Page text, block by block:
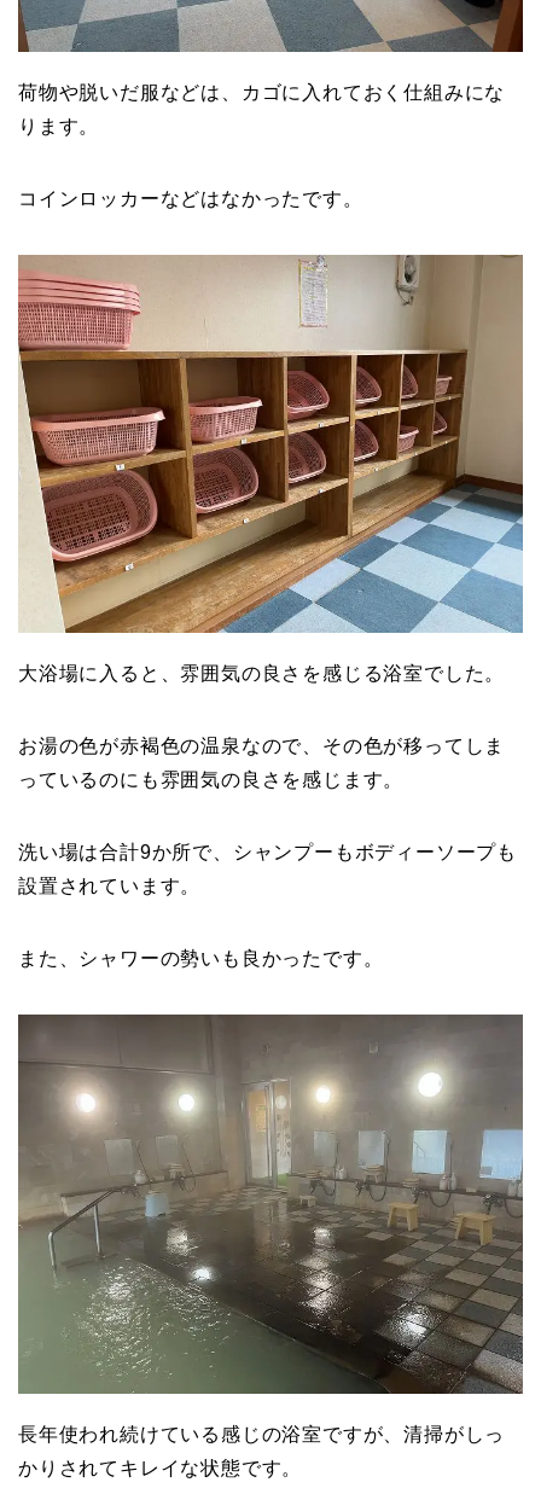
荷物や脱いだ服などは、カゴに入れておく仕組みにな
ります。
コインロッカーなどはなかったです。
大浴場に入ると、雰囲気の良さを感じる浴室でした。
お湯の色が赤褐色の温泉なので、その色が移ってしま
っているのにも雰囲気の良さを感じます。
洗い場は合計9か所で、シャンプーもボディーソープも
設置されています。
また、シャワーの勢いも良かったです。
長年使われ続けている感じの浴室ですが、清掃がしっ
かりされてキレイな状態です。